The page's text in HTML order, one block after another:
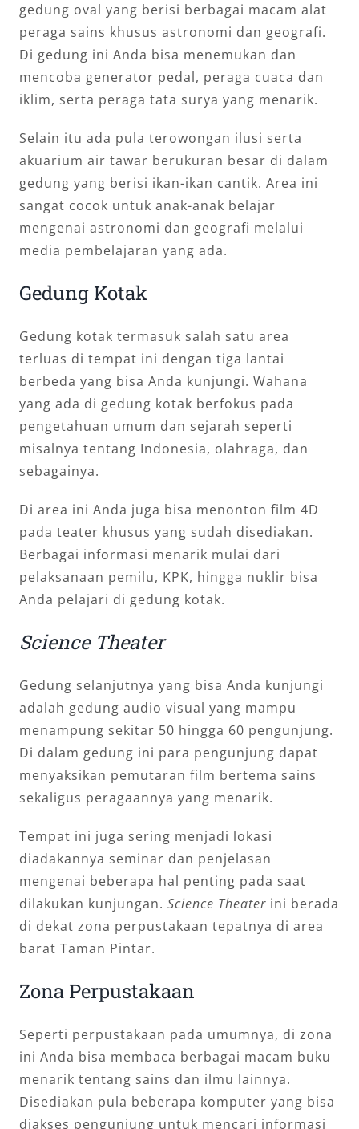
gedung oval yang berisi berbagai macam alat
peraga sains khusus astronomi dan geografi.
Di gedung ini Anda bisa menemukan dan
mencoba generator pedal, peraga cuaca dan
iklim, serta peraga tata surya yang menarik.
Selain itu ada pula terowongan ilusi serta
akuarium air tawar berukuran besar di dalam
gedung yang berisi ikan-ikan cantik. Area ini
sangat cocok untuk anak-anak belajar
mengenai astronomi dan geografi melalui
media pembelajaran yang ada.
Gedung Kotak
Gedung kotak termasuk salah satu area
terluas di tempat ini dengan tiga lantai
berbeda yang bisa Anda kunjungi. Wahana
yang ada di gedung kotak berfokus pada
pengetahuan umum dan sejarah seperti
misalnya tentang Indonesia, olahraga, dan
sebagainya.
Di area ini Anda juga bisa menonton film 4D
pada teater khusus yang sudah disediakan.
Berbagai informasi menarik mulai dari
pelaksanaan pemilu, KPK, hingga nuklir bisa
Anda pelajari di gedung kotak.
Science Theater
Gedung selanjutnya yang bisa Anda kunjungi
adalah gedung audio visual yang mampu
menampung sekitar 50 hingga 60 pengunjung.
Di dalam gedung ini para pengunjung dapat
menyaksikan pemutaran film bertema sains
sekaligus peragaannya yang menarik.
Tempat ini juga sering menjadi lokasi
diadakannya seminar dan penjelasan
mengenai beberapa hal penting pada saat
dilakukan kunjungan. Science Theater ini berada
di dekat zona perpustakaan tepatnya di area
barat Taman Pintar.
Zona Perpustakaan
Seperti perpustakaan pada umumnya, di zona
ini Anda bisa membaca berbagai macam buku
menarik tentang sains dan ilmu lainnya.
Disediakan pula beberapa komputer yang bisa
diakses pengunjung untuk mencari informasi